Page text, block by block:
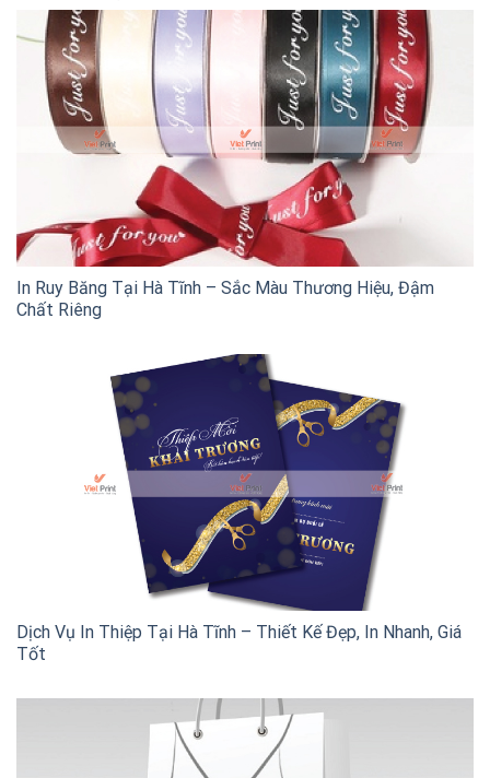
In Ruy Băng Tại Hà Tĩnh – Sắc Màu Thương Hiệu, Đậm
Chất Riêng
Dịch Vụ In Thiệp Tại Hà Tĩnh – Thiết Kế Đẹp, In Nhanh, Giá
Tốt